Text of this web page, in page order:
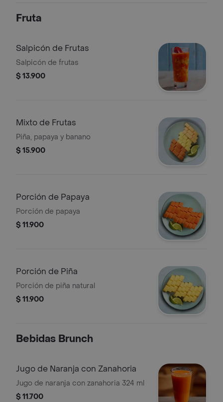
Fruta
Salpicón de Frutas
Salpicón de frutas
$ 13.900
Mixto de Frutas
Piña, papaya y banano
$ 15.900
Porción de Papaya
Porción de papaya
$ 11.900
Porción de Piña
Porción de piña natural
$ 11.900
Bebidas Brunch
Jugo de Naranja con Zanahoria
Jugo de naranja con zanahoria 324 ml
$ 11.700